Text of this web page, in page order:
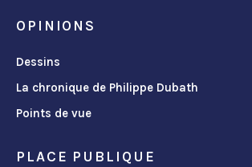
OPINIONS
Dessins
La chronique de Philippe Dubath
Points de vue
PLACE PUBLIQUE